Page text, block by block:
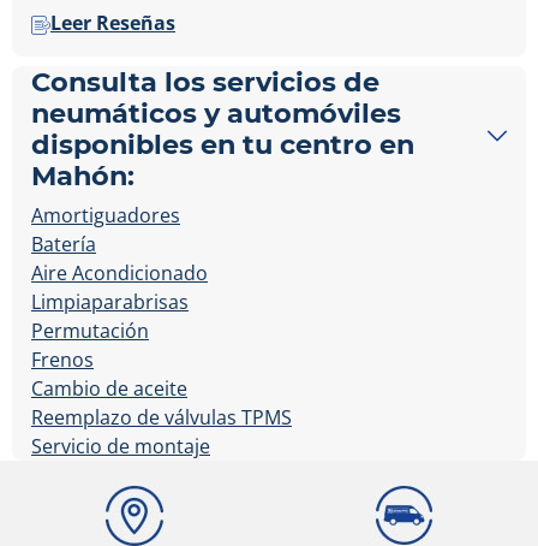
Leer Reseñas
Consulta los servicios de
neumáticos y automóviles
disponibles en tu centro en
Mahón:
Amortiguadores
Batería
Aire Acondicionado
Limpiaparabrisas
Permutación
Frenos
Cambio de aceite
Reemplazo de válvulas TPMS
Servicio de montaje